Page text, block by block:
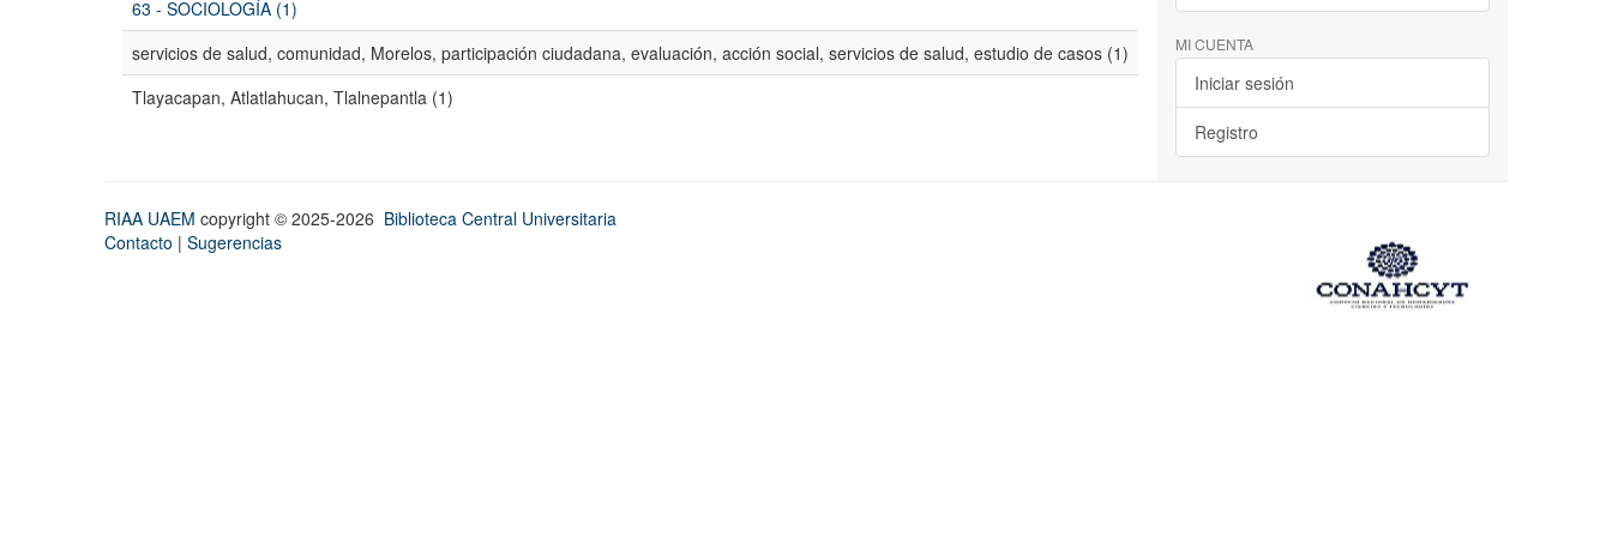
63 - SOCIOLOGÍA (1)
servicios de salud, comunidad, Morelos, participación ciudadana, evaluación, acción social, servicios de salud, estudio de casos (1)
Tlayacapan, Atlatlahucan, Tlalnepantla (1)
MI CUENTA
Iniciar sesión
Registro
RIAA UAEM copyright © 2025-2026 Biblioteca Central Universitaria
Contacto | Sugerencias